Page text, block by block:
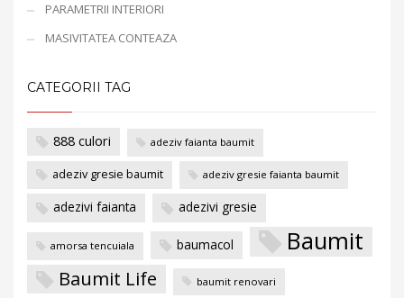
PARAMETRII INTERIORI
MASIVITATEA CONTEAZA
CATEGORII TAG
888 culori adeziv faianta baumit
adeziv gresie baumit adeziv gresie faianta baumit
adezivi faianta adezivi gresie
amorsa tencuiala baumacol Baumit
Baumit Life baumit renovari